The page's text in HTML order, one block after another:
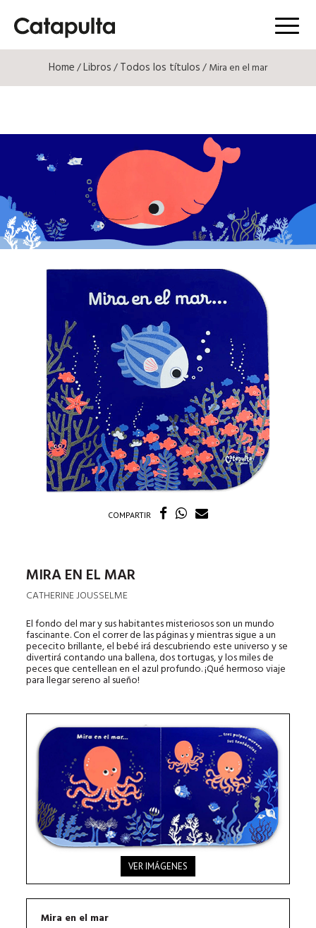
Menú
Home/Libros/Todos los títulos/ Mira en el mar
COMPARTIR
MIRA EN EL MAR
CATHERINE JOUSSELME
El fondo del mar y sus habitantes misteriosos son un mundo
fascinante. Con el correr de las páginas y mientras sigue a un
pececito brillante, el bebé irá descubriendo este universo y se
divertirá contando una ballena, dos tortugas, y los miles de
peces que centellean en el azul profundo. ¡Qué hermoso viaje
para llegar sereno al sueño!
VER IMÁGENES
Mira en el mar